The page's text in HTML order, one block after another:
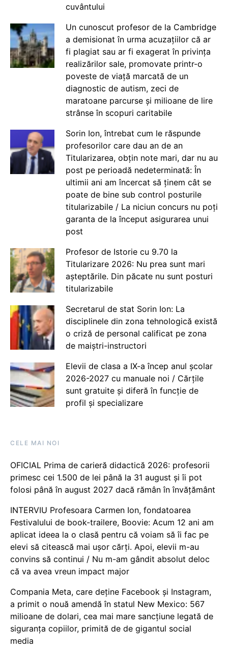
cuvântului
Un cunoscut profesor de la Cambridge
a demisionat în urma acuzațiilor că ar
fi plagiat sau ar fi exagerat în privința
realizărilor sale, promovate printr-o
poveste de viață marcată de un
diagnostic de autism, zeci de
maratoane parcurse și milioane de lire
strânse în scopuri caritabile
Sorin Ion, întrebat cum le răspunde
profesorilor care dau an de an
Titularizarea, obțin note mari, dar nu au
post pe perioadă nedeterminată: În
ultimii ani am încercat să ținem cât se
poate de bine sub control posturile
titularizabile / La niciun concurs nu poți
garanta de la început asigurarea unui
post
Profesor de Istorie cu 9.70 la
Titularizare 2026: Nu prea sunt mari
așteptările. Din păcate nu sunt posturi
titularizabile
Secretarul de stat Sorin Ion: La
disciplinele din zona tehnologică există
o criză de personal calificat pe zona
de maiștri-instructori
Elevii de clasa a IX-a încep anul școlar
2026-2027 cu manuale noi / Cărțile
sunt gratuite și diferă în funcție de
profil și specializare
CELE MAI NOI
OFICIAL Prima de carieră didactică 2026: profesorii
primesc cei 1.500 de lei până la 31 august și îi pot
folosi până în august 2027 dacă rămân în învățământ
INTERVIU Profesoara Carmen Ion, fondatoarea
Festivalului de book-trailere, Boovie: Acum 12 ani am
aplicat ideea la o clasă pentru că voiam să îi fac pe
elevi să citească mai ușor cărți. Apoi, elevii m-au
convins să continui / Nu m-am gândit absolut deloc
că va avea vreun impact major
Compania Meta, care deține Facebook și Instagram,
a primit o nouă amendă în statul New Mexico: 567
milioane de dolari, cea mai mare sancțiune legată de
siguranța copiilor, primită de de gigantul social
media